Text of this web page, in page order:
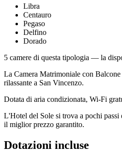
Libra
Centauro
Pegaso
Delfino
Dorado
5 camere di questa tipologia — la
La Camera Matrimoniale con
rilassante a San Vincenzo.
Dotata di aria condizionata, Wi-Fi
L'Hotel del Sole si trova a pochi passi
il miglior prezzo garantito.
Dotazioni incluse